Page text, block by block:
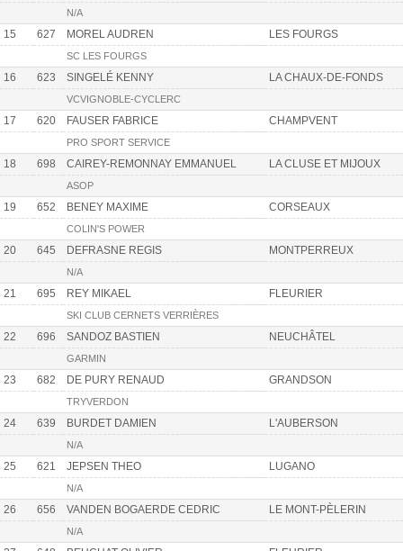
N/A
15 627 MOREL AUDREN LES FOURGS
SC LES FOURGS
16 623 SINGELÉ KENNY LA CHAUX-DE-FONDS
VCVIGNOBLE-CYCLERC
17 620 FAUSER FABRICE CHAMPVENT
PRO SPORT SERVICE
18 698 CAIREY-REMONNAY EMMANUEL LA CLUSE ET MIJOUX
ASOP
19 652 BENEY MAXIME CORSEAUX
COLIN'S POWER
20 645 DEFRASNE REGIS MONTPERREUX
N/A
21 695 REY MIKAEL FLEURIER
SKI CLUB CERNETS VERRIÈRES
22 696 SANDOZ BASTIEN NEUCHÂTEL
GARMIN
23 682 DE PURY RENAUD GRANDSON
TRYVERDON
24 639 BURDET DAMIEN L'AUBERSON
N/A
25 621 JEPSEN THEO LUGANO
N/A
26 656 VANDEN BOGAERDE CEDRIC LE MONT-PÈLERIN
N/A